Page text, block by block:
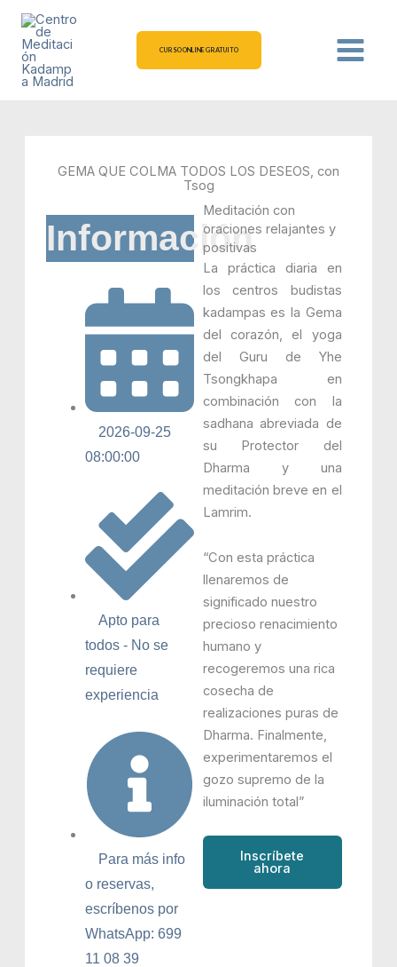
contenido
CURSO ONLINE GRATUITO
GEMA QUE COLMA TODOS LOS DESEOS, con
Tsog
Información
2026-09-25
08:00:00
Apto para
todos - No se
requiere
experiencia
Para más info
o reservas,
escríbenos por
WhatsApp: 699
11 08 39
Meditación con
oraciones relajantes y
positivas
La práctica diaria en
los centros budistas
kadampas es la Gema
del corazón, el yoga
del Guru de Yhe
Tsongkhapa en
combinación con la
sadhana abreviada de
su Protector del
Dharma y una
meditación breve en el
Lamrim.
“Con esta práctica
llenaremos de
significado nuestro
precioso renacimiento
humano y
recogeremos una rica
cosecha de
realizaciones puras de
Dharma. Finalmente,
experimentaremos el
gozo supremo de la
iluminación total”
Inscríbete
ahora